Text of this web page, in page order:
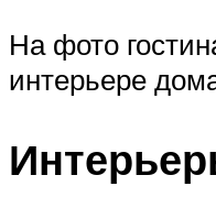
На фото
интерьере